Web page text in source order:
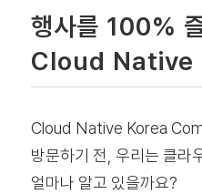
행사를 100%
Cloud Native
Cloud Native Korea
방문하기 전, 우리는 클라
얼마나 알고 있을까요?